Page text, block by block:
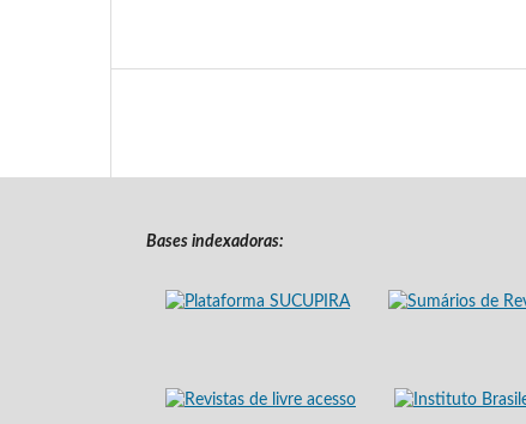
Bases indexadoras: